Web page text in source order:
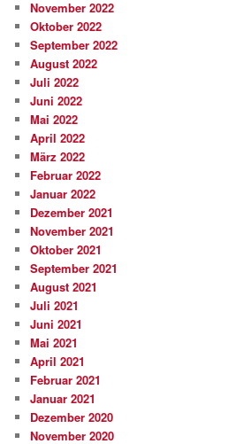
November 2022
Oktober 2022
September 2022
August 2022
Juli 2022
Juni 2022
Mai 2022
April 2022
März 2022
Februar 2022
Januar 2022
Dezember 2021
November 2021
Oktober 2021
September 2021
August 2021
Juli 2021
Juni 2021
Mai 2021
April 2021
Februar 2021
Januar 2021
Dezember 2020
November 2020